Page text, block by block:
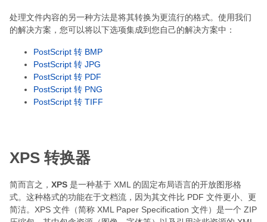
处理文件内容的另一种方法是将其转换为更流行的格式。使用我们
的解决方案，您可以将以下选项集成到您自己的解决方案中：
PostScript 转 BMP
PostScript 转 JPG
PostScript 转 PDF
PostScript 转 PNG
PostScript 转 TIFF
XPS 转换器
简而言之， XPS 是一种基于 XML 的固定布局语言的开放图形格
式。这种格式的功能在于文档流，因为其文件比 PDF 文件更小、更
简洁。XPS 文件（简称 XML Paper Specification 文件）是一个 ZIP